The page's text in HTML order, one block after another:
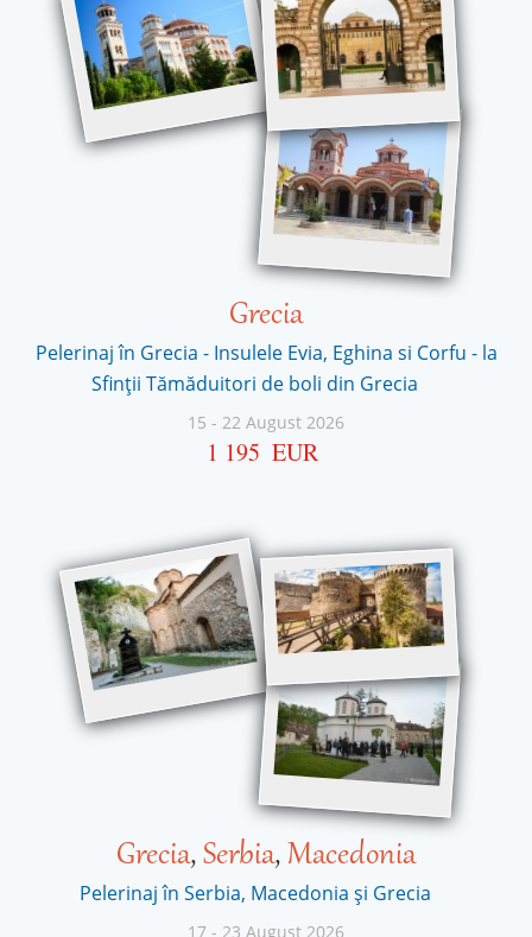
Grecia
Pelerinaj în Grecia - Insulele Evia, Eghina si Corfu - la
Sfinţii Tămăduitori de boli din Grecia
15 - 22 August 2026
1 195 EUR
Grecia,Serbia,Macedonia
Pelerinaj în Serbia, Macedonia și Grecia
17 - 23 August 2026